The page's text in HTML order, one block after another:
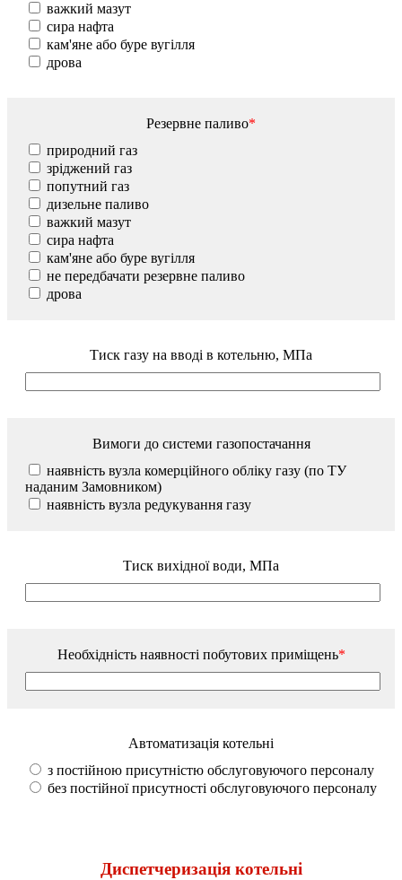
важкий мазут
сира нафта
кам'яне або буре вугілля
дрова
Резервне паливо*
природний газ
зріджений газ
попутний газ
дизельне паливо
важкий мазут
сира нафта
кам'яне або буре вугілля
не передбачати резервне паливо
дрова
Тиск газу на вводі в котельню, МПа
Вимоги до системи газопостачання
наявність вузла комерційного обліку газу (по ТУ
наданим Замовником)
наявність вузла редукування газу
Тиск вихідної води, МПа
Необхідність наявності побутових приміщень*
Автоматизація котельні
з постійною присутністю обслуговуючого персоналу
без постійної присутності обслуговуючого персоналу
Диспетчеризація котельні